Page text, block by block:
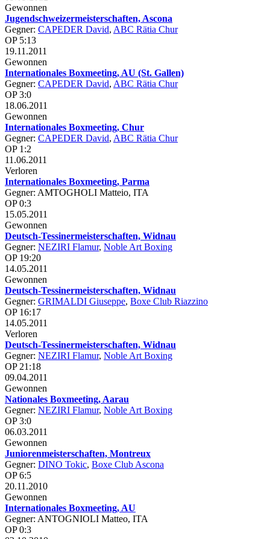
Gewonnen
Jugendschweizermeisterschaften, Ascona
Gegner: CAPEDER David, ABC Rätia Chur
OP 5:13
19.11.2011
Gewonnen
Internationales Boxmeeting, AU (St. Gallen)
Gegner: CAPEDER David, ABC Rätia Chur
OP 3:0
18.06.2011
Gewonnen
Internationales Boxmeeting, Chur
Gegner: CAPEDER David, ABC Rätia Chur
OP 1:2
11.06.2011
Verloren
Internationales Boxmeeting, Parma
Gegner: AMTOGHOLI Matteio, ITA
OP 0:3
15.05.2011
Gewonnen
Deutsch-Tessinermeisterschaften, Widnau
Gegner: NEZIRI Flamur, Noble Art Boxing
OP 19:20
14.05.2011
Gewonnen
Deutsch-Tessinermeisterschaften, Widnau
Gegner: GRIMALDI Giuseppe, Boxe Club Riazzino
OP 16:17
14.05.2011
Verloren
Deutsch-Tessinermeisterschaften, Widnau
Gegner: NEZIRI Flamur, Noble Art Boxing
OP 21:18
09.04.2011
Gewonnen
Nationales Boxmeeting, Aarau
Gegner: NEZIRI Flamur, Noble Art Boxing
OP 3:0
06.03.2011
Gewonnen
Juniorenmeisterschaften, Montreux
Gegner: DINO Tokic, Boxe Club Ascona
OP 6:5
20.11.2010
Gewonnen
Internationales Boxmeeting, AU
Gegner: ANTOGNIOLI Matteo, ITA
OP 0:3